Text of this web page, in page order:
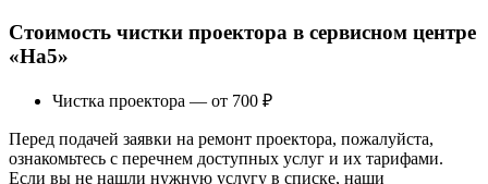
Стоимость чистки проектора в сервисном центре
«На5»
Чистка проектора — от 700 ₽
Перед подачей заявки на ремонт проектора, пожалуйста,
ознакомьтесь с перечнем доступных услуг и их тарифами.
Если вы не нашли нужную услугу в списке, наши